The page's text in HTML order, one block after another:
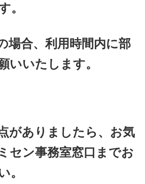
。
場合、利用時間内に部
いいたします。
ありましたら、お気
セン事務室窓口までお
。